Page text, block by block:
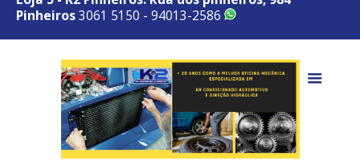
Pinheiros3061 5150 - 94013-2586